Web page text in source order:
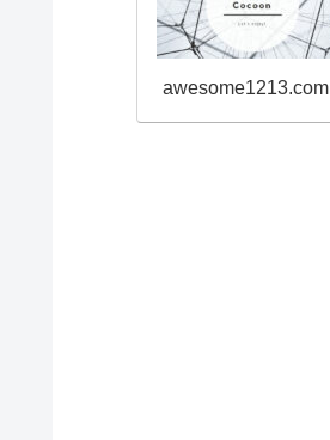
awesome1213.com